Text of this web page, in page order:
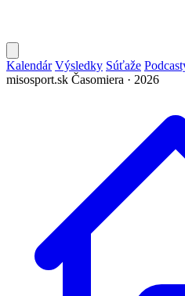
Kalendár Výsledky Súťaže
misosport.sk Časomiera · 2026